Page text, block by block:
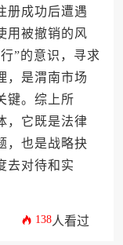
册成功后遭遇
用被撤销的风
”的意识，寻求
，是渭南市场
键。综上所
，它既是法律
，也是战略抉
去对待和实
138人看过